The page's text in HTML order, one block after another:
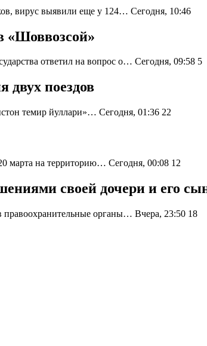
вирус выявили еще у 124… Сегодня, 10:46
«Шоввозсой»
ответил на вопрос о… Сегодня, 09:58 5
двух поездов
темир йуллари»… Сегодня, 01:36 22
марта на территорию… Сегодня, 00:08 12
своей дочери и его
правоохранительные органы… Вчера, 23:50 18